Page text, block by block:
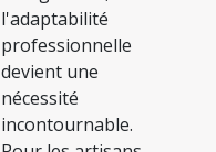
l'adaptabilité
professionnelle
devient une
nécessité
incontournable.